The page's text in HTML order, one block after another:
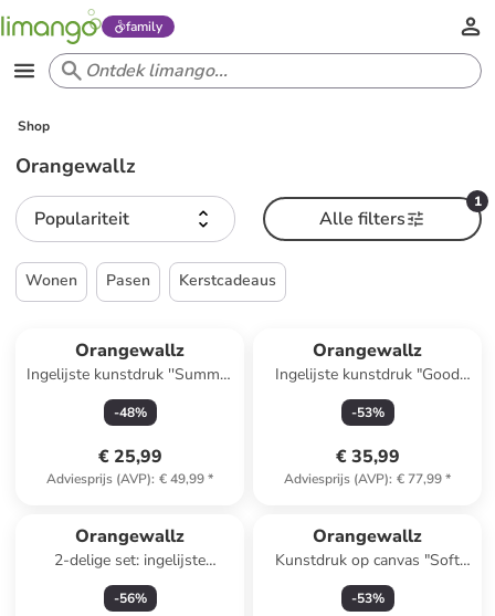
family
Shop
Orangewallz
Populariteit
1
Alle filters
Wonen Pasen Kerstcadeaus
Orangewallz
Ingelijste kunstdruk ''Summer
Vibes''
-48%
€ 25,99
Adviesprijs (AVP): € 49,99*
Orangewallz
Ingelijste kunstdruk "Good
Morning Coffee"
-53%
€ 35,99
Adviesprijs (AVP): € 77,99*
Orangewallz
2-delige set: ingelijste
kunstdrukken "Night Green
Set"
-56%
Orangewallz
Kunstdruk op canvas "Soft
Deer" - (B)50 x (H)70 cm
-53%